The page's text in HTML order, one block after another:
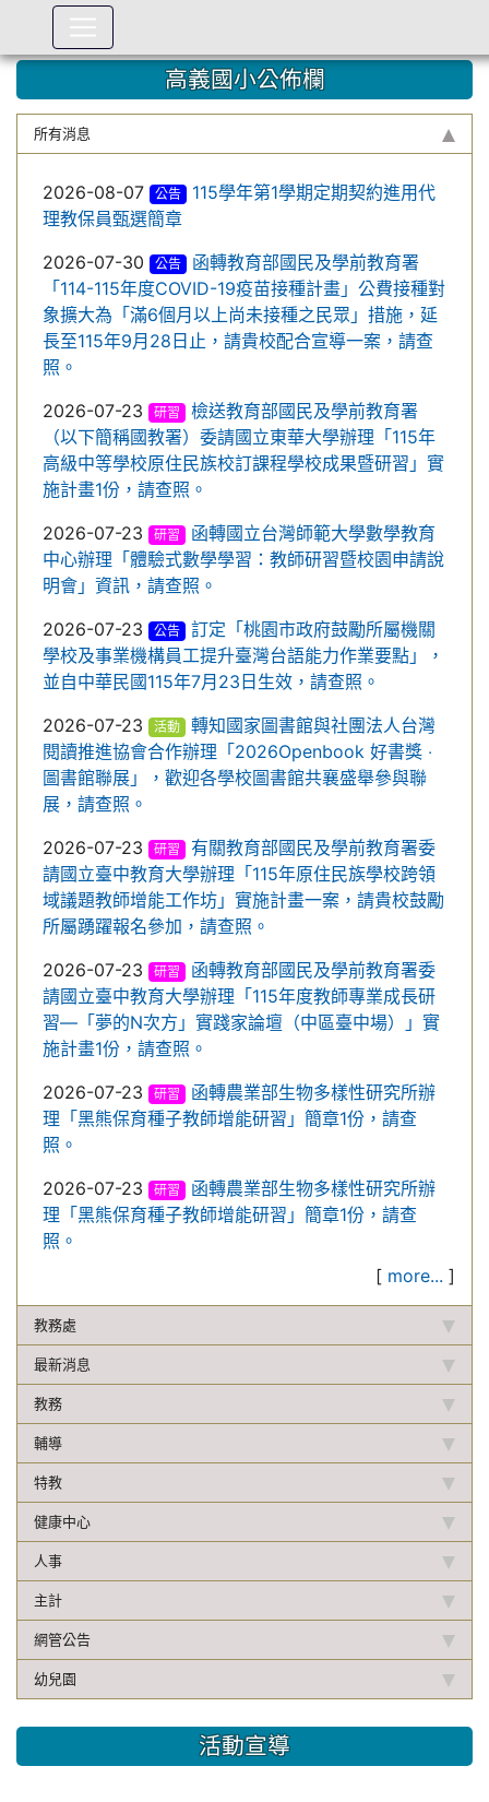
高義國小公佈欄
所有消息
2026-08-07 公告
115學年第1學期定期契約進用代
理教保員甄選簡章
2026-07-30
公告
函轉教育部國民及學前教育署
「114-115年度COVID-19疫苗接種計畫」公費接種對
象擴大為「滿6個月以上尚未接種之民眾」措施，延
長至115年9月28日止，請貴校配合宣導一案，請查
照。
2026-07-23
研習
檢送教育部國民及學前教育署
（以下簡稱國教署）委請國立東華大學辦理「115年
高級中等學校原住民族校訂課程學校成果暨研習」實
施計畫1份，請查照。
2026-07-23
研習
函轉國立台灣師範大學數學教育
中心辦理「體驗式數學學習：教師研習暨校園申請說
明會」資訊，請查照。
2026-07-23
公告
訂定「桃園市政府鼓勵所屬機關
學校及事業機構員工提升臺灣台語能力作業要點」，
並自中華民國115年7月23日生效，請查照。
2026-07-23
活動
轉知國家圖書館與社團法人台灣
閱讀推進協會合作辦理「2026Openbook 好書獎 ‧
圖書館聯展」，歡迎各學校圖書館共襄盛舉參與聯
展，請查照。
2026-07-23
研習
有關教育部國民及學前教育署委
請國立臺中教育大學辦理「115年原住民族學校跨領
域議題教師增能工作坊」實施計畫一案，請貴校鼓勵
所屬踴躍報名參加，請查照。
2026-07-23
研習
函轉教育部國民及學前教育署委
請國立臺中教育大學辦理「115年度教師專業成長研
習—「夢的N次方」實踐家論壇（中區臺中場）」實
施計畫1份，請查照。
2026-07-23
研習
函轉農業部生物多樣性研究所辦
理「黑熊保育種子教師增能研習」簡章1份，請查
照。
2026-07-23
研習
函轉農業部生物多樣性研究所辦
理「黑熊保育種子教師增能研習」簡章1份，請查
照。
[ more... ]
教務處
最新消息
教務
輔導
特教
健康中心
人事
主計
網管公告
幼兒園
活動宣導